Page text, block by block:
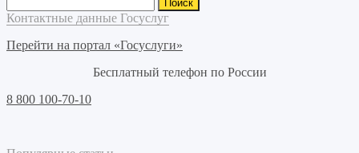
Контактные данные Госуслуг
Перейти на портал «Госуслуги»
Бесплатный телефон по России
8 800 100-70-10